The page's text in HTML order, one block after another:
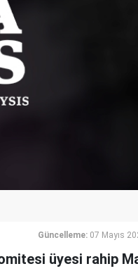
Güncelleme: 07 Mayıs
üyesi rahip